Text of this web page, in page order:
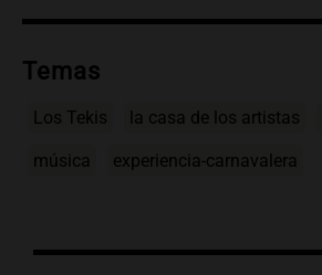
Temas
Los Tekis la casa de los artistas
música experiencia-carnavalera